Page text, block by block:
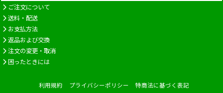
ご注文について
送料・配送
お支払方法
返品および交換
注文の変更・取消
困ったときには
利用規約 プライバシーポリシー 特商法に基づく表記